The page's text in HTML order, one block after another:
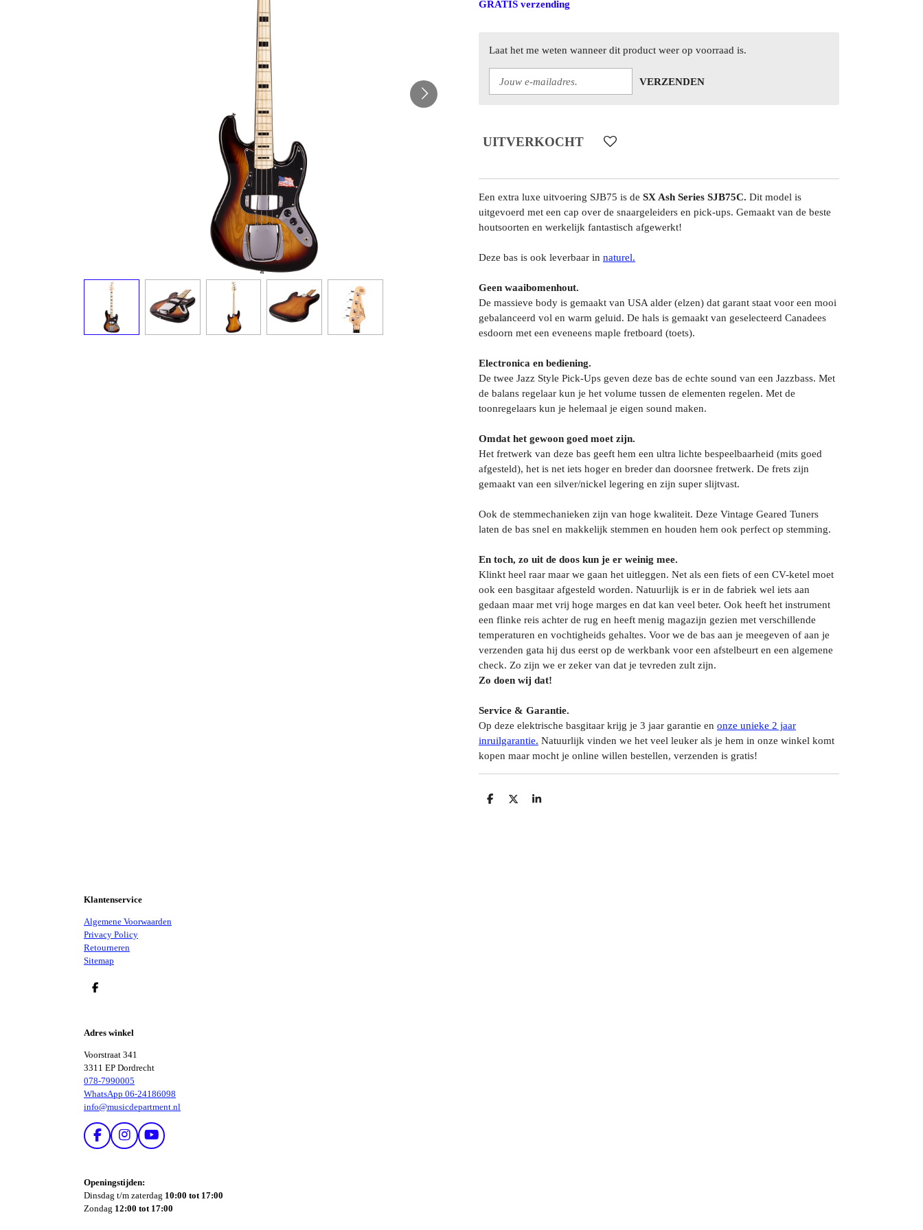
GRATIS verzending
Laat het me weten wanneer dit product weer op voorraad is.
VERZENDEN
UITVERKOCHT
Een extra luxe uitvoering SJB75 is de SX Ash Series SJB75C. Dit model is
uitgevoerd met een cap over de snaargeleiders en pick-ups. Gemaakt van de beste
houtsoorten en werkelijk fantastisch afgewerkt!
Deze bas is ook leverbaar in naturel.
Geen waaibomenhout.
De massieve body is gemaakt van USA alder (elzen) dat garant staat voor een mooi
gebalanceerd vol en warm geluid. De hals is gemaakt van geselecteerd Canadees
esdoorn met een eveneens maple fretboard (toets).
Electronica en bediening.
De twee Jazz Style Pick-Ups geven deze bas de echte sound van een Jazzbass. Met
de balans regelaar kun je het volume tussen de elementen regelen. Met de
toonregelaars kun je helemaal je eigen sound maken.
Omdat het gewoon goed moet zijn.
Het fretwerk van deze bas geeft hem een ultra lichte bespeelbaarheid (mits goed
afgesteld), het is net iets hoger en breder dan doorsnee fretwerk. De frets zijn
gemaakt van een silver/nickel legering en zijn super slijtvast.
Ook de stemmechanieken zijn van hoge kwaliteit. Deze Vintage Geared Tuners
laten de bas snel en makkelijk stemmen en houden hem ook perfect op stemming.
En toch, zo uit de doos kun je er weinig mee.
Klinkt heel raar maar we gaan het uitleggen. Net als een fiets of een CV-ketel moet
ook een basgitaar afgesteld worden. Natuurlijk is er in de fabriek wel iets aan
gedaan maar met vrij hoge marges en dat kan veel beter. Ook heeft het instrument
een flinke reis achter de rug en heeft menig magazijn gezien met verschillende
temperaturen en vochtigheids gehaltes. Voor we de bas aan je meegeven of aan je
verzenden gata hij dus eerst op de werkbank voor een afstelbeurt en een algemene
check. Zo zijn we er zeker van dat je tevreden zult zijn.
Zo doen wij dat!
Service & Garantie.
Op deze elektrische basgitaar krijg je 3 jaar garantie en onze unieke 2 jaar
inruilgarantie. Natuurlijk vinden we het veel leuker als je hem in onze winkel komt
kopen maar mocht je online willen bestellen, verzenden is gratis!
D
D
S
Klantenservice
Algemene Voorwaarden
Privacy Policy
Retourneren
Sitemap
D
N
Adres winkel
Voorstraat 341
3311 EP Dordrecht
078-7990005
WhatsApp 06-24186098
info@musicdepartment.nl
F
B
O
I
T
A
R
Y
U
E
Openingstijden:
Dinsdag t/m zaterdag 10:00 tot 17:00
Zondag 12:00 tot 17:00